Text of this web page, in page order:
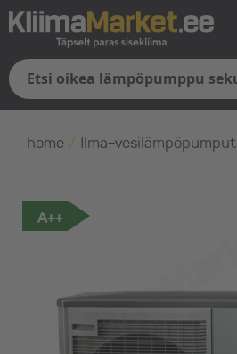
home / Ilma-vesilämpöpumput
A++